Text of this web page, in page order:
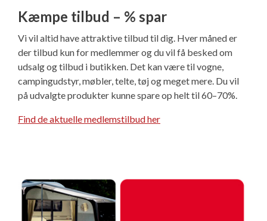
Kæmpe tilbud – % spar
Vi vil altid have attraktive tilbud til dig. Hver måned er
der tilbud kun for medlemmer og du vil få besked om
udsalg og tilbud i butikken. Det kan være til vogne,
campingudstyr, møbler, telte, tøj og meget mere. Du vil
på udvalgte produkter kunne spare op helt til 60–70%.
Find de aktuelle medlemstilbud her